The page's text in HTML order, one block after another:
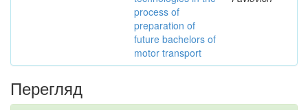
process of
preparation of
future bachelors of
motor transport
Перегляд